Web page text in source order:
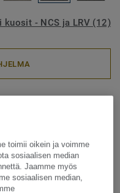
kuosit - NCS ja LRV (12)
B8 50x50
toimii oikein ja voimme
sosiaalisen median
Jaamme myös
sosiaalisen median,